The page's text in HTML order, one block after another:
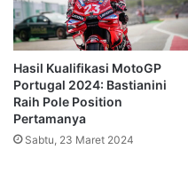
Hasil Kualifikasi MotoGP
Portugal 2024: Bastianini
Raih Pole Position
Pertamanya
Sabtu, 23 Maret 2024